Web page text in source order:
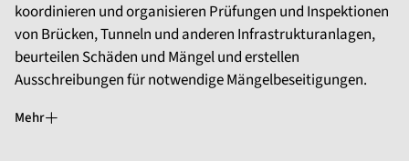
koordinieren und organisieren Prüfungen und Inspektionen
von Brücken, Tunneln und anderen Infrastrukturanlagen,
beurteilen Schäden und Mängel und erstellen
Ausschreibungen für notwendige Mängelbeseitigungen.
Mehr